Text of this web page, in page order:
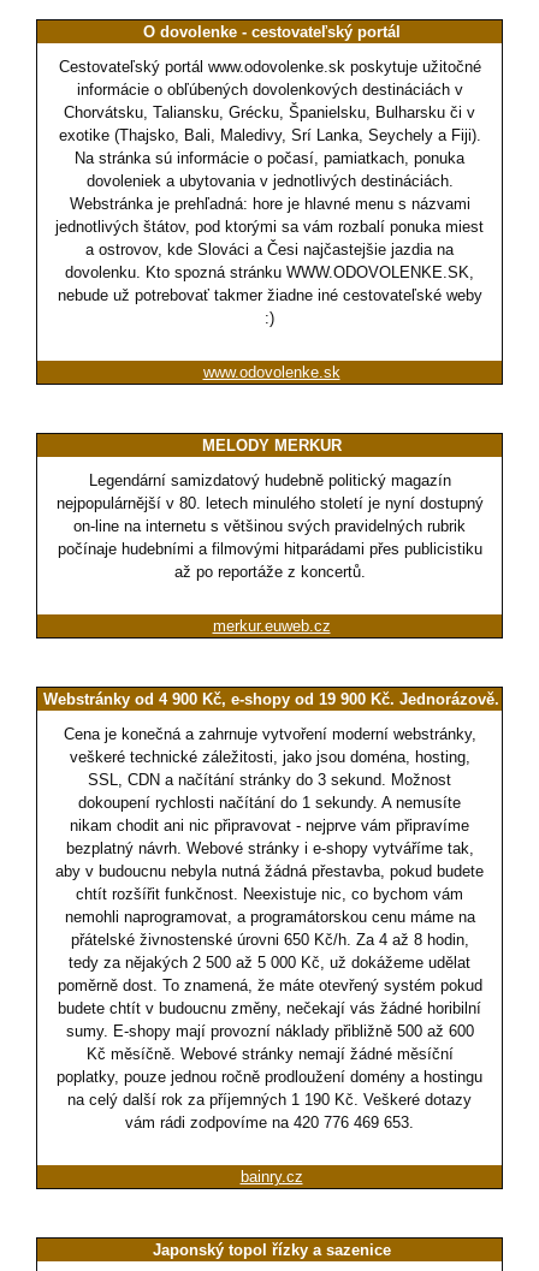
O dovolenke - cestovateľský portál
Cestovateľský portál www.odovolenke.sk poskytuje užitočné
informácie o obľúbených dovolenkových destináciách v
Chorvátsku, Taliansku, Grécku, Španielsku, Bulharsku či v
exotike (Thajsko, Bali, Maledivy, Srí Lanka, Seychely a Fiji).
Na stránka sú informácie o počasí, pamiatkach, ponuka
dovoleniek a ubytovania v jednotlivých destináciách.
Webstránka je prehľadná: hore je hlavné menu s názvami
jednotlivých štátov, pod ktorými sa vám rozbalí ponuka miest
a ostrovov, kde Slováci a Česi najčastejšie jazdia na
dovolenku. Kto spozná stránku WWW.ODOVOLENKE.SK,
nebude už potrebovať takmer žiadne iné cestovateľské weby
:)
www.odovolenke.sk
MELODY MERKUR
Legendární samizdatový hudebně politický magazín
nejpopulárnější v 80. letech minulého století je nyní dostupný
on-line na internetu s většinou svých pravidelných rubrik
počínaje hudebními a filmovými hitparádami přes publicistiku
až po reportáže z koncertů.
merkur.euweb.cz
Webstránky od 4 900 Kč, e-shopy od 19 900 Kč. Jednorázově.
Cena je konečná a zahrnuje vytvoření moderní webstránky,
veškeré technické záležitosti, jako jsou doména, hosting,
SSL, CDN a načítání stránky do 3 sekund. Možnost
dokoupení rychlosti načítání do 1 sekundy. A nemusíte
nikam chodit ani nic připravovat - nejprve vám připravíme
bezplatný návrh. Webové stránky i e-shopy vytváříme tak,
aby v budoucnu nebyla nutná žádná přestavba, pokud budete
chtít rozšířit funkčnost. Neexistuje nic, co bychom vám
nemohli naprogramovat, a programátorskou cenu máme na
přátelské živnostenské úrovni 650 Kč/h. Za 4 až 8 hodin,
tedy za nějakých 2 500 až 5 000 Kč, už dokážeme udělat
poměrně dost. To znamená, že máte otevřený systém pokud
budete chtít v budoucnu změny, nečekají vás žádné horibilní
sumy. E-shopy mají provozní náklady přibližně 500 až 600
Kč měsíčně. Webové stránky nemají žádné měsíční
poplatky, pouze jednou ročně prodloužení domény a hostingu
na celý další rok za příjemných 1 190 Kč. Veškeré dotazy
vám rádi zodpovíme na 420 776 469 653.
bainry.cz
Japonský topol řízky a sazenice